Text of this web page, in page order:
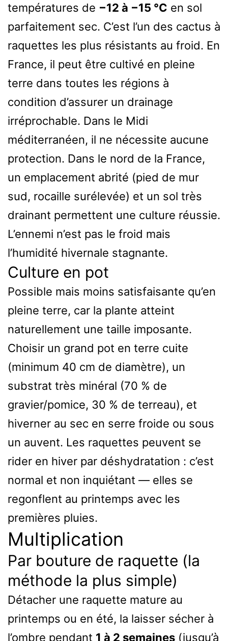
températures de −12 à −15 °C en sol
parfaitement sec. C’est l’un des cactus à
raquettes les plus résistants au froid. En
France, il peut être cultivé en pleine
terre dans toutes les régions à
condition d’assurer un drainage
irréprochable. Dans le Midi
méditerranéen, il ne nécessite aucune
protection. Dans le nord de la France,
un emplacement abrité (pied de mur
sud, rocaille surélevée) et un sol très
drainant permettent une culture réussie.
L’ennemi n’est pas le froid mais
l’humidité hivernale stagnante.
Culture en pot
Possible mais moins satisfaisante qu’en
pleine terre, car la plante atteint
naturellement une taille imposante.
Choisir un grand pot en terre cuite
(minimum 40 cm de diamètre), un
substrat très minéral (70 % de
gravier/pomice, 30 % de terreau), et
hiverner au sec en serre froide ou sous
un auvent. Les raquettes peuvent se
rider en hiver par déshydratation : c’est
normal et non inquiétant — elles se
regonflent au printemps avec les
premières pluies.
Multiplication
Par bouture de raquette (la
méthode la plus simple)
Détacher une raquette mature au
printemps ou en été, la laisser sécher à
l’ombre pendant 1 à 2 semaines (jusqu’à